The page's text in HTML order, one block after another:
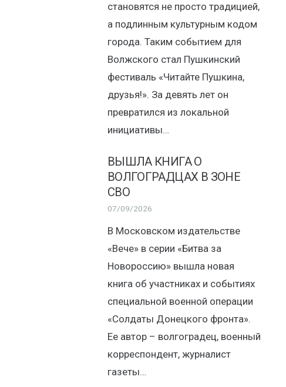
становятся не просто традицией,
а подлинным культурным кодом
города. Таким событием для
Волжского стал Пушкинский
фестиваль «Читайте Пушкина,
друзья!». За девять лет он
превратился из локальной
инициативы…
ВЫШЛА КНИГА О
ВОЛГОГРАДЦАХ В ЗОНЕ
СВО
07/09/2026
В Московском издательстве
«Вече» в серии «Битва за
Новороссию» вышла новая
книга об участниках и событиях
специальной военной операции
«Солдаты Донецкого фронта».
Ее автор – волгоградец, военный
корреспондент, журналист
газеты…